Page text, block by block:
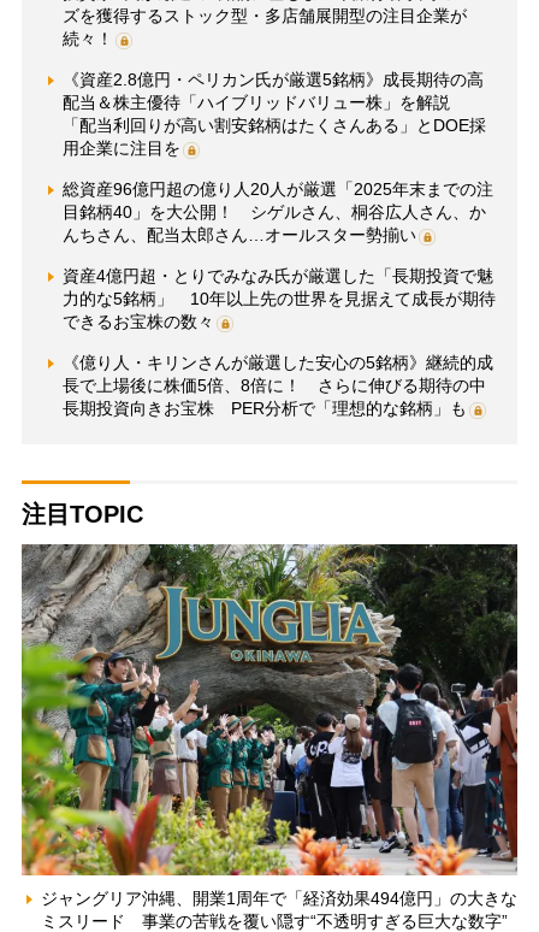
ズを獲得するストック型・多店舗展開型の注目企業が
続々！
《資産2.8億円・ペリカン氏が厳選5銘柄》成長期待の高
配当＆株主優待「ハイブリッドバリュー株」を解説
「配当利回りが高い割安銘柄はたくさんある」とDOE採
用企業に注目を
総資産96億円超の億り人20人が厳選「2025年末までの注
目銘柄40」を大公開！ シゲルさん、桐谷広人さん、か
んちさん、配当太郎さん…オールスター勢揃い
資産4億円超・とりでみなみ氏が厳選した「長期投資で魅
力的な5銘柄」 10年以上先の世界を見据えて成長が期待
できるお宝株の数々
《億り人・キリンさんが厳選した安心の5銘柄》継続的成
長で上場後に株価5倍、8倍に！ さらに伸びる期待の中
長期投資向きお宝株 PER分析で「理想的な銘柄」も
注目TOPIC
ジャングリア沖縄、開業1周年で「経済効果494億円」の大きな
ミスリード 事業の苦戦を覆い隠す“不透明すぎる巨大な数字”